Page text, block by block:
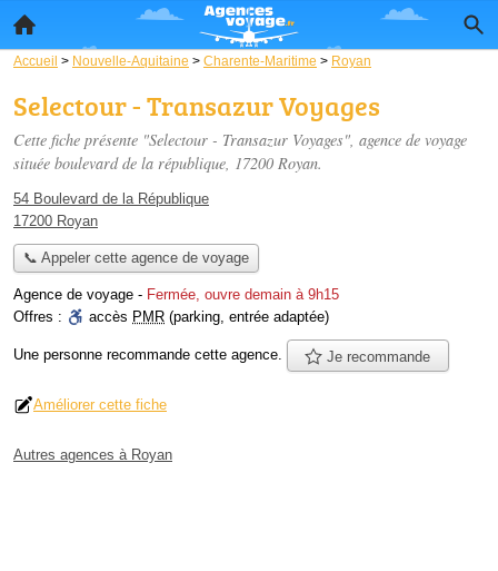
Accueil > Nouvelle-Aquitaine > Charente-Maritime > Royan
Selectour - Transazur Voyages
Cette fiche présente "Selectour - Transazur Voyages", agence de voyage
située boulevard de la république, 17200 Royan.
54 Boulevard de la République
17200 Royan
📞 Appeler cette agence de voyage
Agence de voyage - Fermée, ouvre demain à 9h15
Offres :
accès PMR (parking, entrée adaptée)
Une personne recommande cette agence. Je recommande
Améliorer cette fiche
Autres agences à Royan